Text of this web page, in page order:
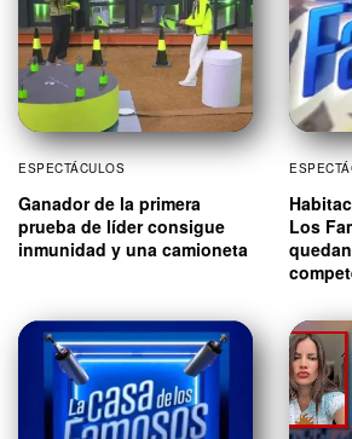
ESPECTÁCULOS
Ganador de la primera
prueba de líder consigue
inmunidad y una camioneta
Los